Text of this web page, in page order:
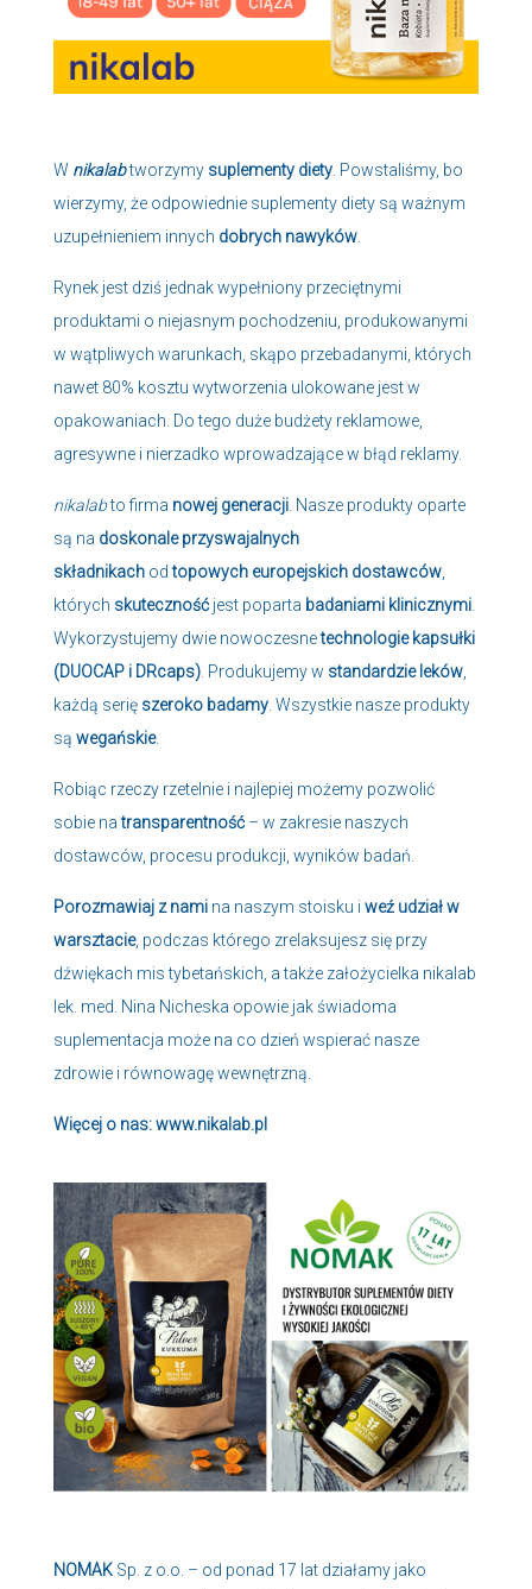
W nikalabtworzymy suplementy diety . Powstaliśmy, bo
wierzymy, że odpowiednie suplementy diety są ważnym
uzupełnieniem innych dobrych nawyków
Rynek jest dziś jednak wypełniony przeciętnymi
produktami o niejasnym pochodzeniu, produkowanymi
w wątpliwych warunkach, skąpo przebadanymi, których
nawet 80% kosztu wytworzenia ulokowane jest w
opakowaniach. Do tego duże budżety reklamowe,
agresywne i nierzadko wprowadzające w błąd reklamy.
nikalabto firma nowej generacji . Nasze produkty oparte
są na doskonale przyswajalnych
składnikach odtopowych europejskich dostawców
których skutecznośćjest poparta badaniami klinicznymi
Wykorzystujemy dwie nowoczesnetechnologie kapsułki
(DUOCAP i DRcaps) . Produkujemy w standardzie leków
każdą serię szeroko badamy . Wszystkie nasze produkty
są wegańskie.
Robiąc rzeczy rzetelnie i najlepiej możemy pozwolić
sobie natransparentność– w zakresie naszych
dostawców, procesu produkcji, wyników badań.
Porozmawiaj z nami na naszym stoisku i weź udział w
warsztacie, podczas którego zrelaksujesz się przy
dźwiękach mis tybetańskich, a także założycielka nikalab
lek. med. Nina Nicheska opowie jak świadoma
suplementacja może na co dzień wspierać nasze
zdrowie i równowagę wewnętrzną.
Więcej o nas:www.nikalab.pl
NOMAK Sp. z o.o. – od ponad 17 lat działamy jako